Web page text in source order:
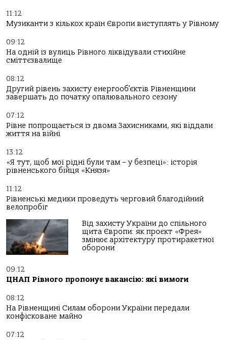
11:12
Музиканти з кількох країн Європи виступлять у Рівному
09:12
На одній із вулиць Рівного ліквідували стихійне
сміттєзвалище
08:12
Другий рівень захисту енергооб’єктів Рівненщини
завершать до початку опалювального сезону
07:12
Рівне попрощається із двома Захисниками, які віддали
життя на війні
13:12
«Я тут, щоб мої рідні були там – у безпеці»: історія
рівненського бійця «Князя»
11:12
Рівненські медики проведуть черговий благодійний
велопробіг
Від захисту України до спільного
щита Європи: як проєкт «Фрея»
змінює архітектуру протиракетної
оборони
09:12
ЦНАП Рівного пропонує вакансію: які вимоги
08:12
На Рівненщині Силам оборони України передали
конфісковане майно
07:12